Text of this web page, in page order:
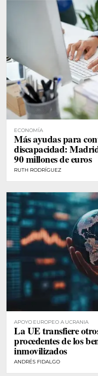
ECONOMÍA
Más ayudas para
discapacidad:
90 millones de euros
RUTH RODRÍGUEZ
APOYO EUROPEO A UCRANIA
La UE transfiere
procedentes de los
inmovilizados
ANDRÉS FIDALGO